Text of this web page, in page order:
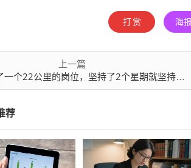
打赏 海报
上一篇
个22公里的岗位，坚持了2个星期就坚持不下去了
荐